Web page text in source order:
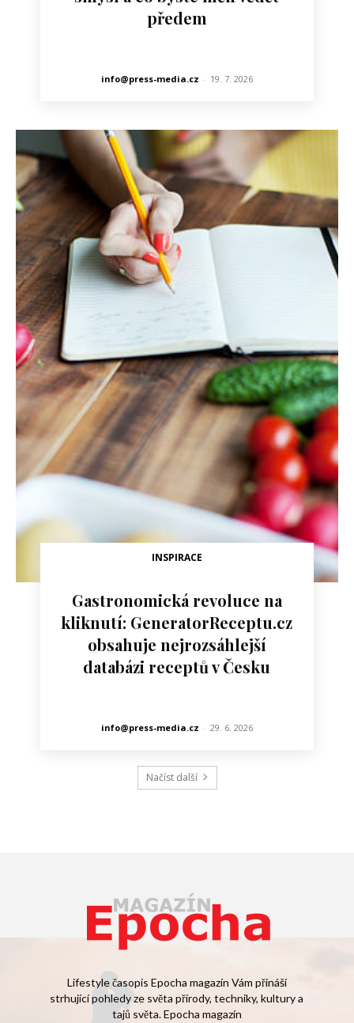
předem
info@press-media.cz - 19. 7. 2026
INSPIRACE
Gastronomická revoluce na
kliknutí: GeneratorReceptu.cz
obsahuje nejrozsáhlejší
databázi receptů v Česku
info@press-media.cz - 29. 6. 2026
Načíst další
Lifestyle časopis Epocha magazín Vám přináší
strhující pohledy ze světa přírody, techniky, kultury a
tajů světa. Epocha magazín